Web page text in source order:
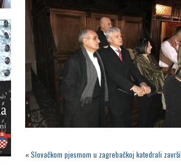
«Slovačkom pjesmom u zagrebačkoj katedrali